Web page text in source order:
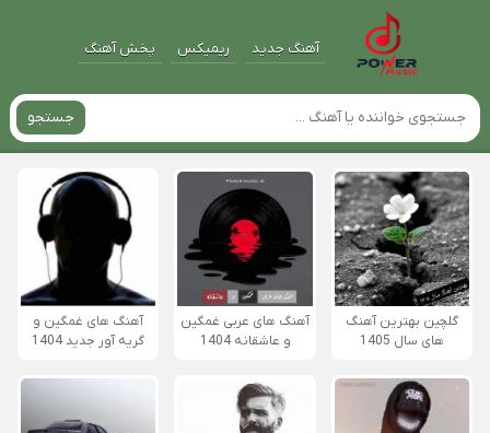
آهنگ جدید ریمیکس پخش آهنگ
جستجو
گلچین بهترین آهنگ
های سال 1405
آهنگ های عربی غمگین
و عاشقانه 1404
آهنگ های غمگین و
گریه آور جدید 1404